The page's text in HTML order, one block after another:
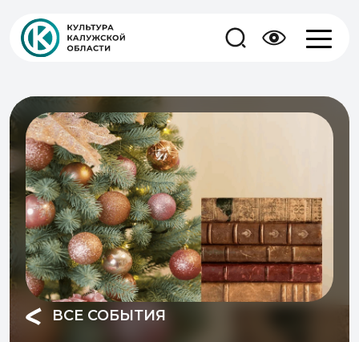
ВСЕ СОБЫТИЯ